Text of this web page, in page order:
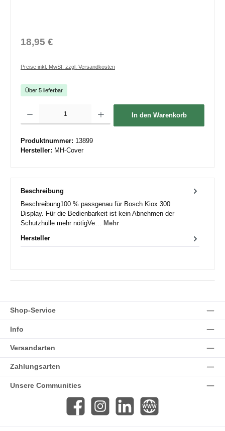
18,95 €
Preise inkl. MwSt. zzgl. Versandkosten
Über 5 lieferbar
In den Warenkorb
Produktnummer: 13899
Hersteller: MH-Cover
Beschreibung
Beschreibung100 % passgenau für Bosch Kiox 300
Display. Für die Bedienbarkeit ist kein Abnehmen der
Schutzhülle mehr nötigVe… Mehr
Hersteller
Shop-Service
Info
Versandarten
Zahlungsarten
Unsere Communities
Facebook Instagram LinkedIn Website